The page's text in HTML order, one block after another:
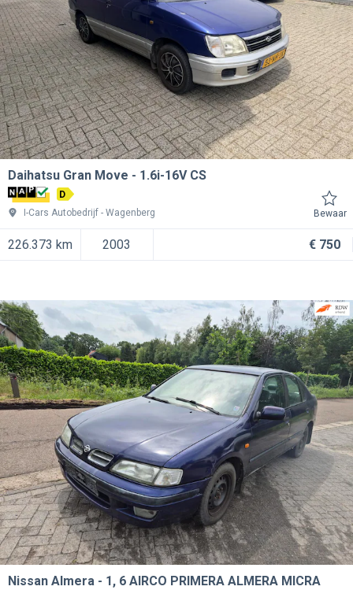
Daihatsu Gran Move 1.6i-16V CS
D
I-Cars Autobedrijf
Wagenberg Bewaar
226.373 km 2003 € 750
Nissan Almera
1, 6 AIRCO PRIMERA ALMERA MICRA